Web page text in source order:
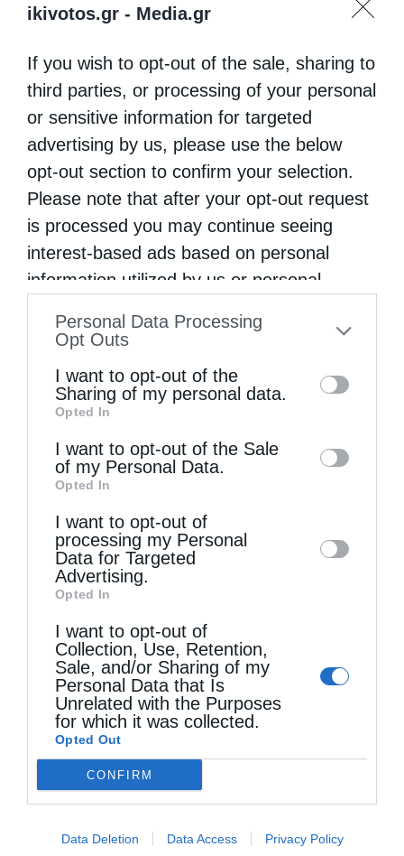
ikivotos.gr - Media.gr
If you wish to opt-out of the sale, sharing to
third parties, or processing of your personal
or sensitive information for targeted
advertising by us, please use the below
opt-out section to confirm your selection.
Please note that after your opt-out request
is processed you may continue seeing
interest-based ads based on personal
information utilized by us or personal
to your opt-out. You may separately opt-out
information by third parties on the IAB’s list
of downstream participants. This
information may also be disclosed by us to
third parties on theIAB’s List of
Downstream Participants
disclose it to other third parties.
Personal Data Processing
Opt Outs
I want to opt-out of the
Sharing of my personal data.
Opted In
I want to opt-out of the Sale
of my Personal Data.
Opted In
I want to opt-out of
processing my Personal
Data for Targeted
Advertising.
Opted In
I want to opt-out of
Collection, Use, Retention,
Sale, and/or Sharing of my
Personal Data that Is
Unrelated with the Purposes
for which it was collected.
Opted Out
CONFIRM
Data Deletion Data Access Privacy Policy
Μια περίεργη επίθεση δέχεται το
Αυστραλίας κ.Μακάριος με αφορμή το σπίτι
που διαμένει.Σάλος έχει προκληθεί στους
κύκλους της ελληνορθόδοξης κοινότητας,
καθώς δημοσίευμα αποκαλύπτει ότι ο
Αρχιεπίσκοπος …